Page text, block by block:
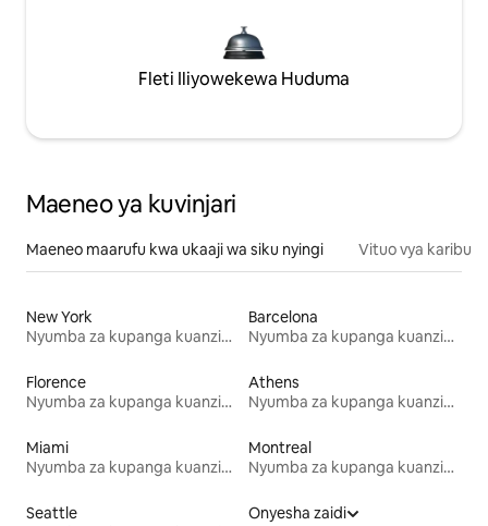
Fleti Iliyowekewa Huduma
Maeneo ya kuvinjari
Maeneo maarufu kwa ukaaji wa siku nyingi Vituo vya karibu
New York
Nyumba za kupanga kuanzia mwezi mmoja
Barcelona
Nyumba za kupanga kuanzia mwezi mmoja
Florence
Nyumba za kupanga kuanzia mwezi mmoja
Athens
Nyumba za kupanga kuanzia mwezi mmoja
Miami
Nyumba za kupanga kuanzia mwezi mmoja
Montreal
Nyumba za kupanga kuanzia mwezi mmoja
Seattle
Onyesha zaidi